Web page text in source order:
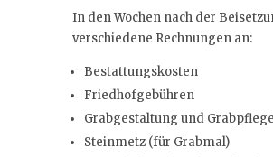
In den Wochen nach der
verschiedene Rechnungen an:
Bestattungskosten
Friedhofgebühren
Grabgestaltung und Grabpflege
Steinmetz (für Grabmal)